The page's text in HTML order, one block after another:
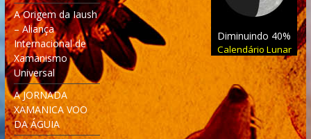
A Origem da Iaush
– Aliança
Internacional de
Xamanismo
Universal
A JORNADA
XAMANICA VOO
DA ÁGUIA
Diminuindo 40%
Calendário Lunar